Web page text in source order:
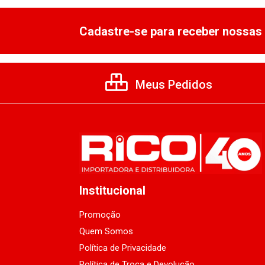
Cadastre-se para receber
Meus Pedidos
Institucional
Promoção
Quem Somos
Política de Privacidade